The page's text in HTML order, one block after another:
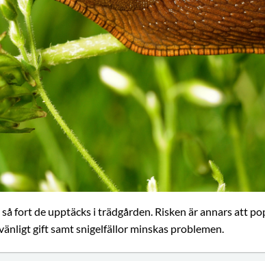
fort de upptäcks i trädgården. Risken är annars att
gift samt snigelfällor minskas problemen.